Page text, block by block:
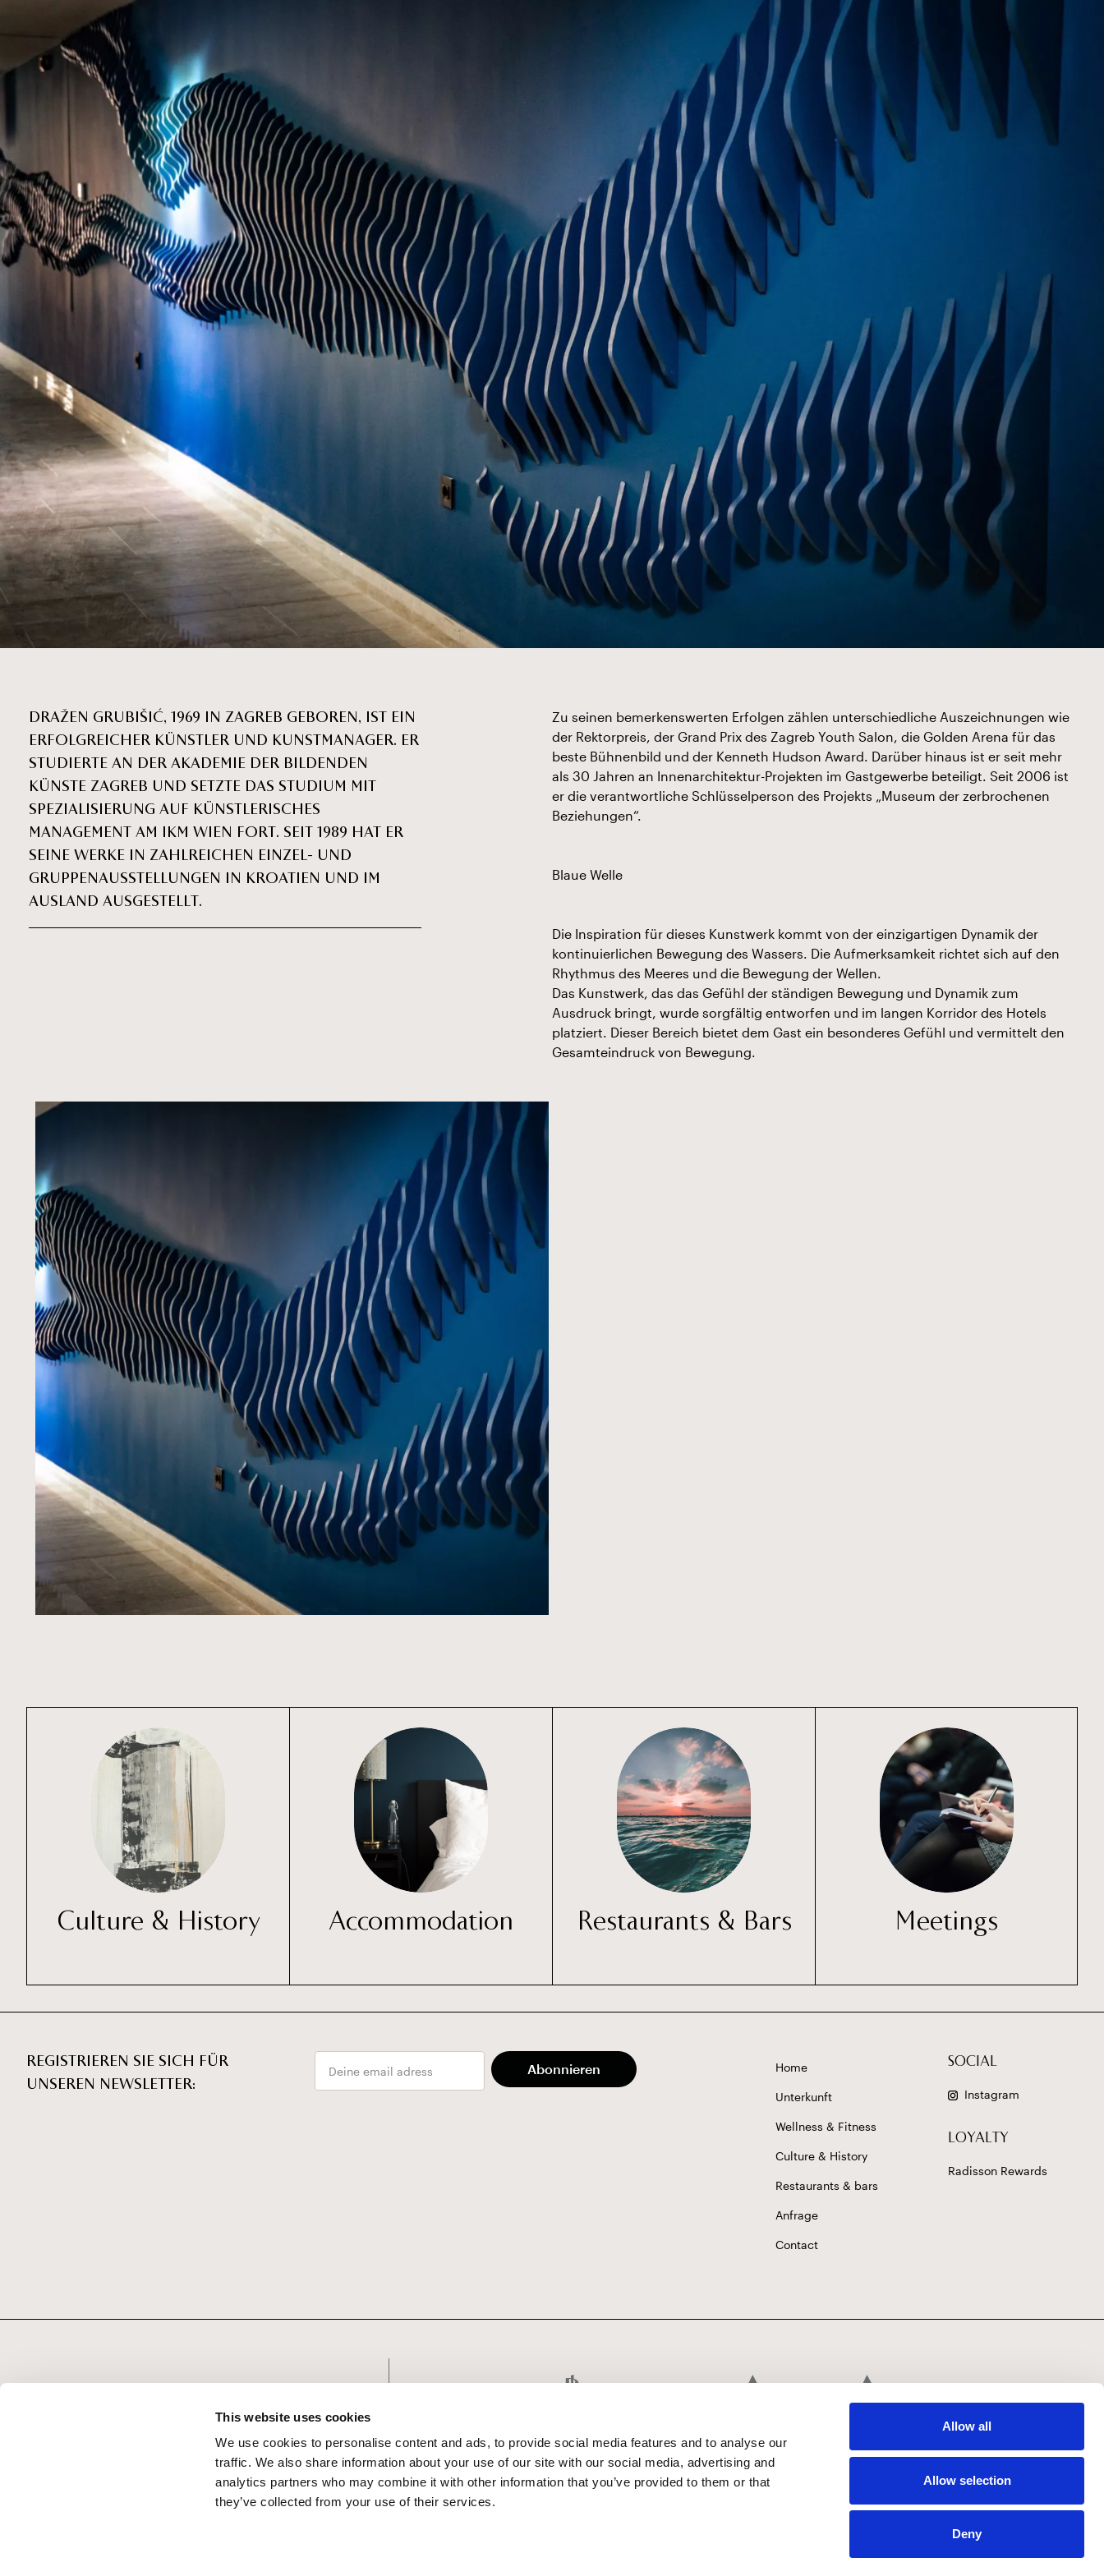
This website uses cookies
We use cookies to personalise content and ads, to provide social media features and to analyse our
traffic. We also share information about your use of our site with our social media, advertising and
analytics partners who may combine it with other information that you’ve provided to them or that
they’ve collected from your use of their services.
Allow all
Allow selection
Deny
DRAŽEN GRUBIŠIĆ, 1969 IN ZAGREB GEBOREN, IST EIN
ERFOLGREICHER KÜNSTLER UND KUNSTMANAGER. ER
STUDIERTE AN DER AKADEMIE DER BILDENDEN
KÜNSTE ZAGREB UND SETZTE DAS STUDIUM MIT
SPEZIALISIERUNG AUF KÜNSTLERISCHES
MANAGEMENT AM IKM WIEN FORT. SEIT 1989 HAT ER
SEINE WERKE IN ZAHLREICHEN EINZEL- UND
GRUPPENAUSSTELLUNGEN IN KROATIEN UND IM
AUSLAND AUSGESTELLT.
Zu seinen bemerkenswerten Erfolgen zählen unterschiedliche Auszeichnungen wie
der Rektorpreis, der Grand Prix des Zagreb Youth Salon, die Golden Arena für das
beste Bühnenbild und der Kenneth Hudson Award. Darüber hinaus ist er seit mehr
als 30 Jahren an Innenarchitektur-Projekten im Gastgewerbe beteiligt. Seit 2006 ist
er die verantwortliche Schlüsselperson des Projekts „Museum der zerbrochenen
Beziehungen“.
Blaue Welle
Die Inspiration für dieses Kunstwerk kommt von der einzigartigen Dynamik der
kontinuierlichen Bewegung des Wassers. Die Aufmerksamkeit richtet sich auf den
Rhythmus des Meeres und die Bewegung der Wellen.
Das Kunstwerk, das das Gefühl der ständigen Bewegung und Dynamik zum
Ausdruck bringt, wurde sorgfältig entworfen und im langen Korridor des Hotels
platziert. Dieser Bereich bietet dem Gast ein besonderes Gefühl und vermittelt den
Gesamteindruck von Bewegung.
Culture & History Accommodation Restaurants & Bars Meetings
REGISTRIEREN SIE SICH FÜR
UNSEREN NEWSLETTER:
Email
Abonnieren Home
Unterkunft
Wellness & Fitness
Culture & History
Restaurants & bars
Anfrage
Contact
SOCIAL
Instagram
LOYALTY
Radisson Rewards